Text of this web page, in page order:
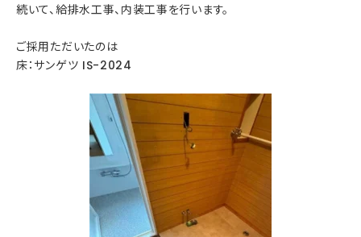
続いて、給排水工事、内装工事を行います。
ご採用ただいたのは
床：サンゲツ IS-2024